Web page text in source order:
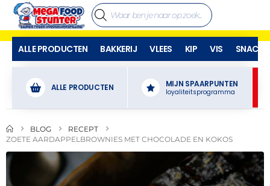
ALLE PRODUCTEN BAKKERIJ VLEES KIP VIS SNACKS
ALLE PRODUCTEN MIJN SPAARPUNTEN
loyaliteitsprogramma
BLOG
RECEPT
ZOETE AARDAPPELBROWNIES MET CHOCOLADE EN KOKOS